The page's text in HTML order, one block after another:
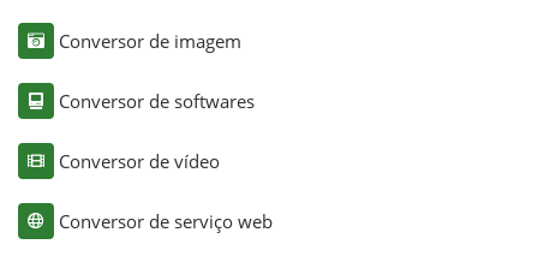
Conversor de imagem
Conversor de softwares
Conversor de vídeo
Conversor de serviço web